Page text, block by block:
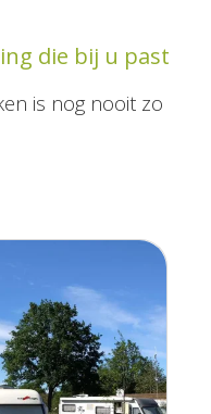
die bij u past
is nog nooit zo